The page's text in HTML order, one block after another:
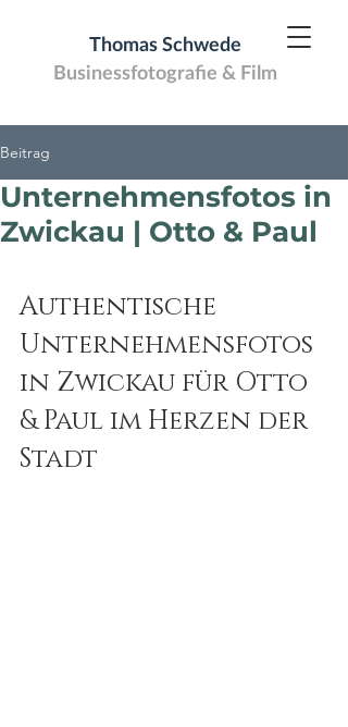
Thomas Schwede
Businessfotografie & Film
Beitrag
Unternehmensfotos in
Zwickau | Otto & Paul
Authentische
Unternehmensfotos
in Zwickau für Otto
& Paul im Herzen der
Stadt